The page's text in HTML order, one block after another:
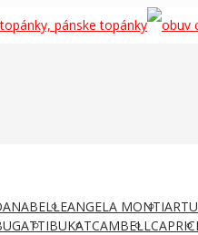
ANABELLEANGELA MONTI
BUKATCAMBELL